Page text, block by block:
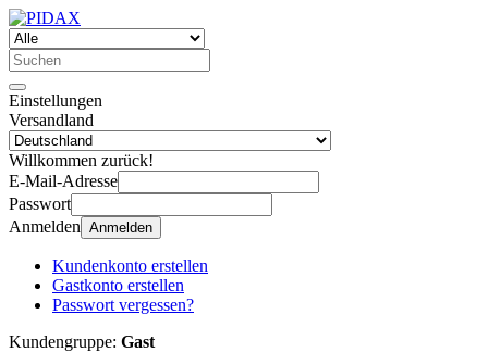
Einstellungen
Versandland
Willkommen zurück!
E-Mail-Adresse
Passwort
Anmelden Anmelden
Kundenkonto erstellen
Gastkonto erstellen
Passwort vergessen?
Kundengruppe: Gast